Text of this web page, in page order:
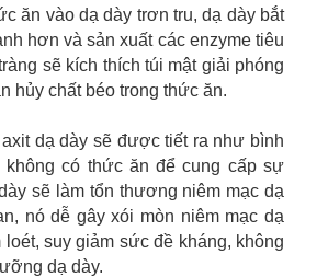
ăn vào dạ dày trơn tru, dạ dày bắt
hơn và sản xuất các enzyme tiêu
sẽ kích thích túi mật giải phóng
hủy chất béo trong thức ăn.
dạ dày sẽ được tiết ra như bình
có thức ăn để cung cấp sự
sẽ làm tổn thương niêm mạc dạ
nó dễ gây xói mòn niêm mạc dạ
loét, suy giảm sức đề kháng, không
dạ dày.